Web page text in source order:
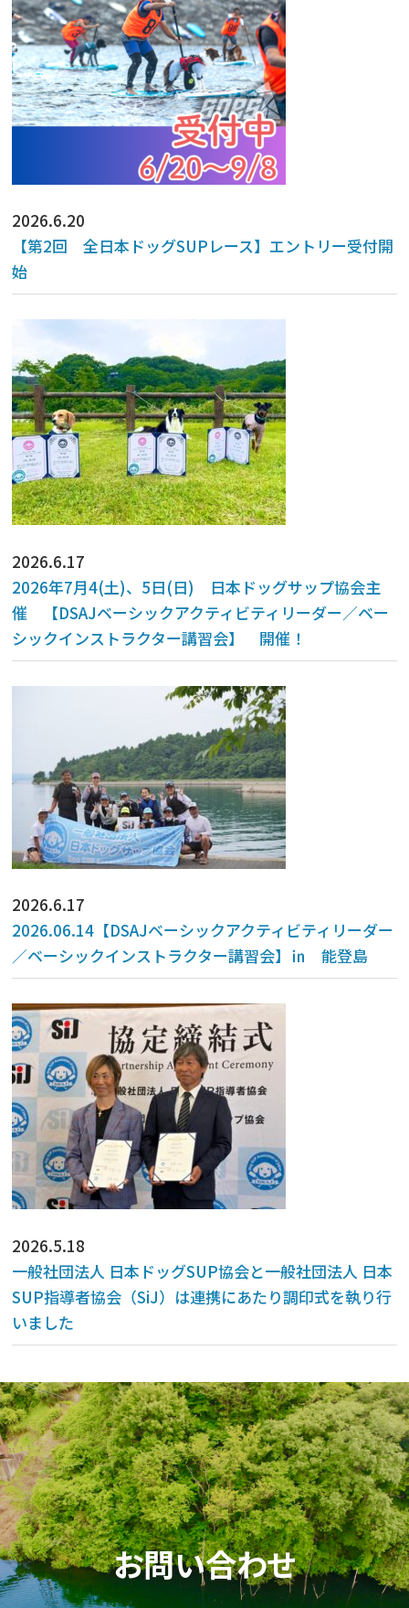
2026.6.20
【第2回 全日本ドッグSUPレース】エントリー受付開
始
2026.6.17
2026年7月4(土)、5日(日) 日本ドッグサップ協会主
催 【DSAJベーシックアクティビティリーダー／ベー
シックインストラクター講習会】 開催！
2026.6.17
2026.06.14【DSAJベーシックアクティビティリーダー
／ベーシックインストラクター講習会】㏌ 能登島
2026.5.18
一般社団法人 日本ドッグSUP協会と一般社団法人 日本
SUP指導者協会（SiJ）は連携にあたり調印式を執り行
いました
お問い合わせ